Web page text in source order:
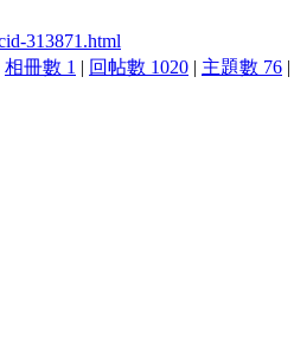
313871.html
相冊數 1 | 回帖數 1020 | 主題數 76 |